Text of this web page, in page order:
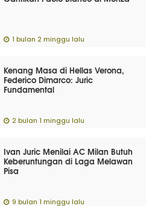
1 bulan 2 minggu lalu
Kenang Masa di Hellas Verona,
Federico Dimarco: Juric
Fundamental
2 bulan 1 minggu lalu
Ivan Juric Menilai AC Milan Butuh
Keberuntungan di Laga Melawan
Pisa
9 bulan 1 minggu lalu